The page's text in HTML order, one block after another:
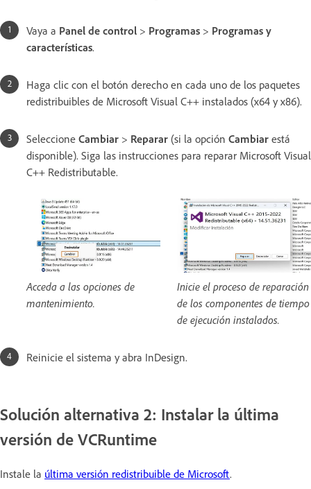
Vaya a Panel de control > Programas > Programas y
características.
Haga clic con el botón derecho en cada uno de los paquetes
redistribuibles de Microsoft Visual C++ instalados (x64 y x86).
Seleccione Cambiar > Reparar (si la opción Cambiar está
disponible). Siga las instrucciones para reparar Microsoft Visual
C++ Redistributable.
Acceda a las opciones de
mantenimiento.
Inicie el proceso de reparación
de los componentes de tiempo
de ejecución instalados.
Reinicie el sistema y abra InDesign.
Solución alternativa 2: Instalar la última
versión de VCRuntime
Instale la última versión redistribuible de Microsoft.